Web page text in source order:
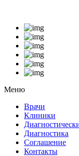
Меню
Врачи
Клиники
Диагностика
Соглашение
Контакты